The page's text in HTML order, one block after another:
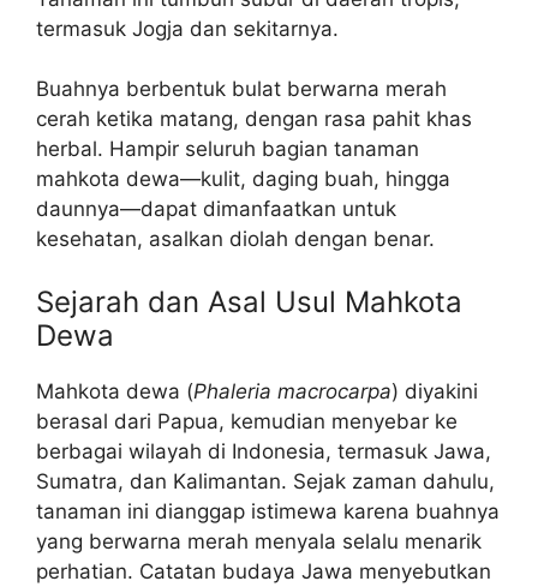
termasuk Jogja dan sekitarnya.
Buahnya berbentuk bulat berwarna merah
cerah ketika matang, dengan rasa pahit khas
herbal. Hampir seluruh bagian tanaman
mahkota dewa—kulit, daging buah, hingga
daunnya—dapat dimanfaatkan untuk
kesehatan, asalkan diolah dengan benar.
Sejarah dan Asal Usul Mahkota
Dewa
Mahkota dewa (Phaleria macrocarpa) diyakini
berasal dari Papua, kemudian menyebar ke
berbagai wilayah di Indonesia, termasuk Jawa,
Sumatra, dan Kalimantan. Sejak zaman dahulu,
tanaman ini dianggap istimewa karena buahnya
yang berwarna merah menyala selalu menarik
perhatian. Catatan budaya Jawa menyebutkan